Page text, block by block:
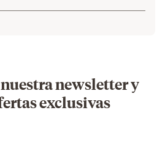
newsletter y
exclusivas